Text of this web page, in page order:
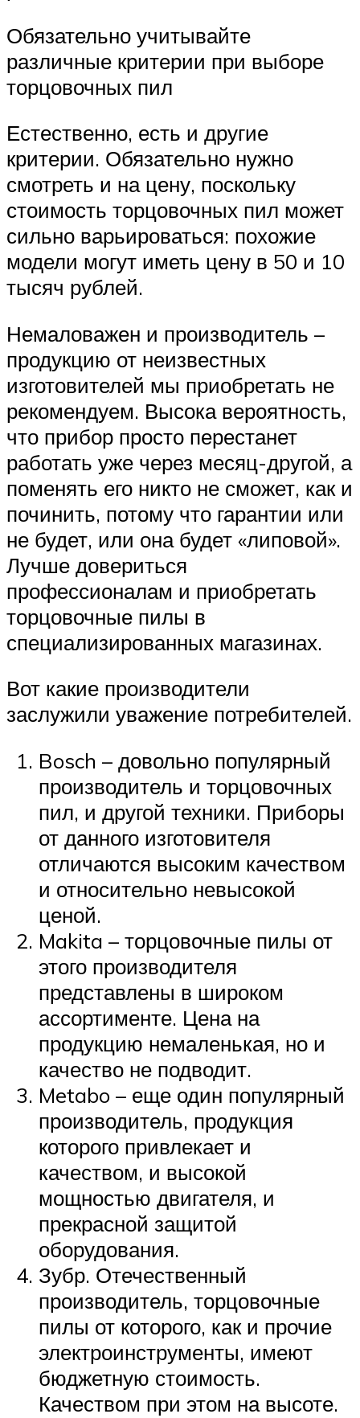
Обязательно учитывайте
различные критерии при выборе
торцовочных пил
Естественно, есть и другие
критерии. Обязательно нужно
смотреть и на цену, поскольку
стоимость торцовочных пил может
сильно варьироваться: похожие
модели могут иметь цену в 50 и 10
тысяч рублей.
Немаловажен и производитель –
продукцию от неизвестных
изготовителей мы приобретать не
рекомендуем. Высока вероятность,
что прибор просто перестанет
работать уже через месяц-другой, а
поменять его никто не сможет, как и
починить, потому что гарантии или
не будет, или она будет «липовой».
Лучше довериться
профессионалам и приобретать
торцовочные пилы в
специализированных магазинах.
Вот какие производители
заслужили уважение потребителей.
Bosch – довольно популярный
производитель и торцовочных
пил, и другой техники. Приборы
от данного изготовителя
отличаются высоким качеством
и относительно невысокой
ценой.
Makita – торцовочные пилы от
этого производителя
представлены в широком
ассортименте. Цена на
продукцию немаленькая, но и
качество не подводит.
Metabo – еще один популярный
производитель, продукция
которого привлекает и
качеством, и высокой
мощностью двигателя, и
прекрасной защитой
оборудования.
Зубр. Отечественный
производитель, торцовочные
пилы от которого, как и прочие
электроинструменты, имеют
бюджетную стоимость.
Качеством при этом на высоте.